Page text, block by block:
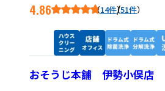
4.86 14件/51件
おそうじ本舗 伊勢小俣店